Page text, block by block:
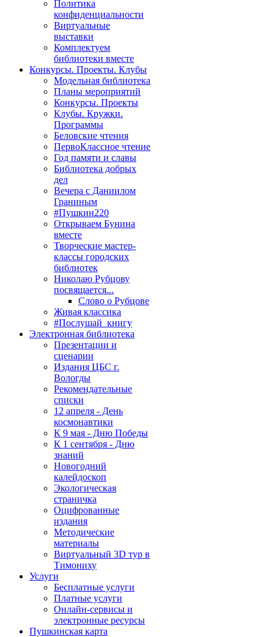
Политика
конфиденциальности
Виртуальные
выставки
Комплектуем
библиотеки вместе
Конкурсы. Проекты. Клубы
Модельная библиотека
Планы мероприятий
Конкурсы. Проекты
Клубы. Кружки.
Программы
Беловские чтения
ПервоКлассное чтение
Год памяти и славы
Библиотека добрых
дел
Вечера с Даниилом
Граниным
#Пушкин220
Открываем Бунина
вместе
Творческие мастер-
классы городских
библиотек
Николаю Рубцову
посвящается...
Слово о Рубцове
Живая классика
#Послушай_книгу
Электронная библиотека
Презентации и
сценарии
Издания ЦБС г.
Вологды
Рекомендательные
списки
12 апреля - День
космонавтики
К 9 мая - Дню Победы
К 1 сентября - Дню
знаний
Новогодний
калейдоскоп
Экологическая
страничка
Оцифрованные
издания
Методические
материалы
Виртуальный 3D тур в
Тимониху
Услуги
Бесплатные услуги
Платные услуги
Онлайн-сервисы и
электронные ресурсы
Пушкинская карта